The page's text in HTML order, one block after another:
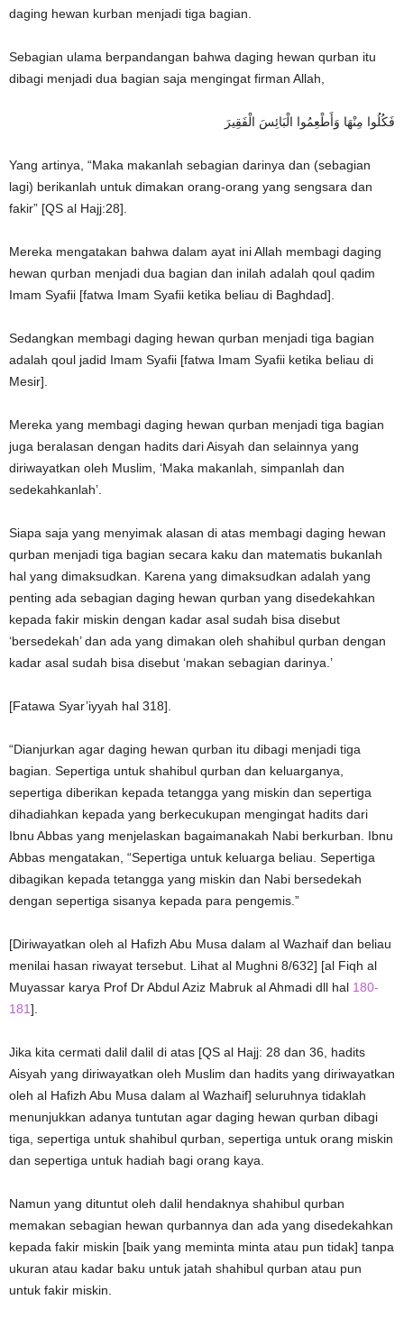
daging hewan kurban menjadi tiga bagian.
Sebagian ulama berpandangan bahwa daging hewan qurban itu
dibagi menjadi dua bagian saja mengingat firman Allah,
فَكُلُوا مِنْهَا وَأَطْعِمُوا الْبَائِسَ الْفَقِيرَ
Yang artinya, “Maka makanlah sebagian darinya dan (sebagian
lagi) berikanlah untuk dimakan orang-orang yang sengsara dan
fakir” [QS al Hajj:28].
Mereka mengatakan bahwa dalam ayat ini Allah membagi daging
hewan qurban menjadi dua bagian dan inilah adalah qoul qadim
Imam Syafii [fatwa Imam Syafii ketika beliau di Baghdad].
Sedangkan membagi daging hewan qurban menjadi tiga bagian
adalah qoul jadid Imam Syafii [fatwa Imam Syafii ketika beliau di
Mesir].
Mereka yang membagi daging hewan qurban menjadi tiga bagian
juga beralasan dengan hadits dari Aisyah dan selainnya yang
diriwayatkan oleh Muslim, ‘Maka makanlah, simpanlah dan
sedekahkanlah’.
Siapa saja yang menyimak alasan di atas membagi daging hewan
qurban menjadi tiga bagian secara kaku dan matematis bukanlah
hal yang dimaksudkan. Karena yang dimaksudkan adalah yang
penting ada sebagian daging hewan qurban yang disedekahkan
kepada fakir miskin dengan kadar asal sudah bisa disebut
‘bersedekah’ dan ada yang dimakan oleh shahibul qurban dengan
kadar asal sudah bisa disebut ‘makan sebagian darinya.’
[Fatawa Syar’iyyah hal 318].
“Dianjurkan agar daging hewan qurban itu dibagi menjadi tiga
bagian. Sepertiga untuk shahibul qurban dan keluarganya,
sepertiga diberikan kepada tetangga yang miskin dan sepertiga
dihadiahkan kepada yang berkecukupan mengingat hadits dari
Ibnu Abbas yang menjelaskan bagaimanakah Nabi berkurban. Ibnu
Abbas mengatakan, “Sepertiga untuk keluarga beliau. Sepertiga
dibagikan kepada tetangga yang miskin dan Nabi bersedekah
dengan sepertiga sisanya kepada para pengemis.”
[Diriwayatkan oleh al Hafizh Abu Musa dalam al Wazhaif dan beliau
menilai hasan riwayat tersebut. Lihat al Mughni 8/632] [al Fiqh al
Muyassar karya Prof Dr Abdul Aziz Mabruk al Ahmadi dll hal 180-
181].
Jika kita cermati dalil dalil di atas [QS al Hajj: 28 dan 36, hadits
Aisyah yang diriwayatkan oleh Muslim dan hadits yang diriwayatkan
oleh al Hafizh Abu Musa dalam al Wazhaif] seluruhnya tidaklah
menunjukkan adanya tuntutan agar daging hewan qurban dibagi
tiga, sepertiga untuk shahibul qurban, sepertiga untuk orang miskin
dan sepertiga untuk hadiah bagi orang kaya.
Namun yang dituntut oleh dalil hendaknya shahibul qurban
memakan sebagian hewan qurbannya dan ada yang disedekahkan
kepada fakir miskin [baik yang meminta minta atau pun tidak] tanpa
ukuran atau kadar baku untuk jatah shahibul qurban atau pun
untuk fakir miskin.